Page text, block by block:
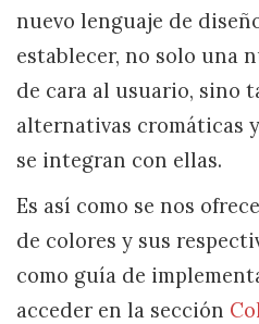
nuevo lenguaje de
establecer, no solo una
de cara al usuario, sino
alternativas cromáticas
se integran con ellas.
Es así como se nos
de colores y sus
como guía de
acceder en la sección